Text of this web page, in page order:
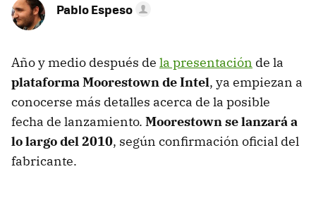
Pablo Espeso
Año y medio después de la presentación de la
plataforma Moorestown de Intel, ya empiezan a
conocerse más detalles acerca de la posible
fecha de lanzamiento. Moorestown se lanzará a
lo largo del 2010, según confirmación oficial del
fabricante.